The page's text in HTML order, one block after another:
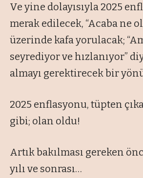
Ve yine dolayısıyla 2025
merak edilecek, “Acaba ne
üzerinde kafa yorulacak;
seyrediyor ve hızlanıyor”
almayı gerektirecek bir
2025 enflasyonu, tüpten
gibi; olan oldu!
Artık bakılması gereken
yılı ve sonrası…